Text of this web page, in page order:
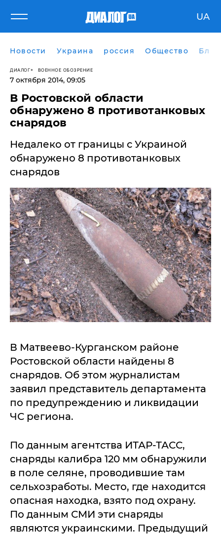
UA
Новости Украина россия Общество
ДИАЛОГ ВОЕННОЕ ОБОЗРЕНИЕ
7 октября 2014, 09:05
В Ростовской области
обнаружено 8 противотанковых
снарядов
Недалеко от границы с Украиной
обнаружено 8 противотанковых
снарядов
В Матвеево-Курганском районе
Ростовской области найдены 8
снарядов. Об этом журналистам
заявил представитель департамента
по предупреждению и ликвидации
ЧС региона.
По данным агентства ИТАР-ТАСС,
снаряды калибра 120 мм обнаружили
в поле селяне, проводившие там
сельхозработы. Место, где находится
опасная находка, взято под охрану.
По данным СМИ эти снаряды
являются украинскими. Предыдущий